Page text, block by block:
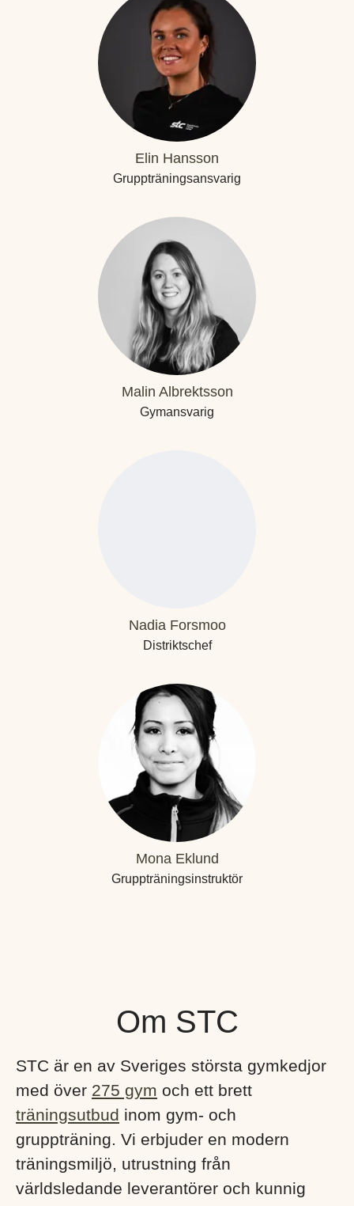
Elin Hansson
Gruppträningsansvarig
Malin Albrektsson
Gymansvarig
Nadia Forsmoo
Distriktschef
Mona Eklund
Gruppträningsinstruktör
Om STC
STC är en av Sveriges största gymkedjor
med över 275 gym och ett brett
träningsutbud inom gym- och
gruppträning. Vi erbjuder en modern
träningsmiljö, utrustning från
världsledande leverantörer och kunnig